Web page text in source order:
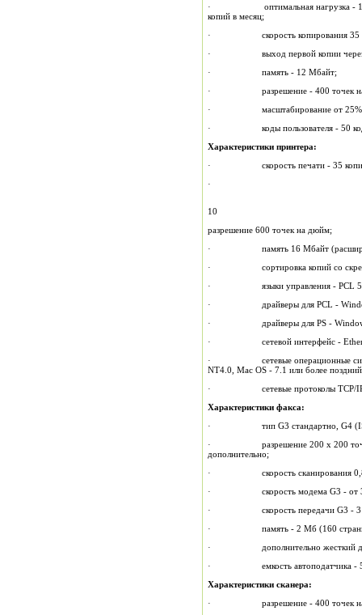
· оптимальная нагрузка - 10 000
копий в месяц;
· скорость копирования 35
· выход первой копии через 3,9
· память - 12 Мбайт;
· разрешение - 400 точек
· масштабирование от 25% до
· коды пользователя - 50
Характеристики принтера:
· скорость печати - 35 копий
·
10
разрешение 600 точек на дюйм;
· память 16 Мбайт
· сортировка копий со
· языки управления - PCL 5e,
· драйверы для PCL - Windows
· драйверы для PS - Windows
· сетевой интерфейс - Ethernet
· сетевые операционные
NT4.0, Mac OS - 7.1 или более
· сетевые протоколы TCP/IP,
Характеристики факса:
· тип G3 стандартно, G4
· разрешение 200 х 200 точек
дополнительно;
· скорость сканирования 0,81
· скорость модема G3 - от 33,6
· скорость передачи G3 - 3
· память - 2 Мб (160 страниц)
· дополнительно жесткий
· емкость автоподатчика - 50
Характеристики сканера:
· разрешение - 400 точек